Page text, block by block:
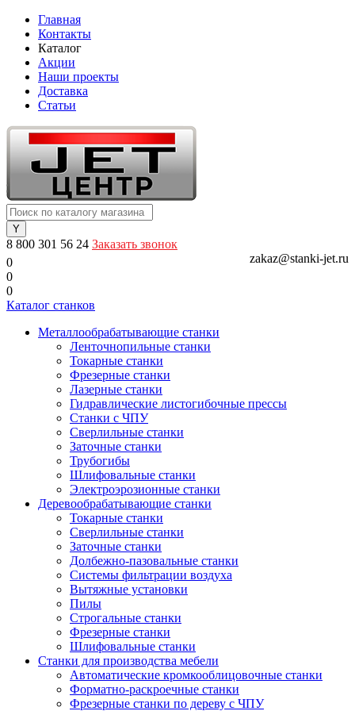
Главная
Контакты
Каталог
Акции
Наши проекты
Доставка
Статьи
8 800 301 56 24 Заказать звонок
zakaz@stanki-jet.ru
0
0
0
Каталог станков
Металлообрабатывающие станки
Ленточнопильные станки
Токарные станки
Фрезерные станки
Лазерные станки
Гидравлические листогибочные прессы
Станки с ЧПУ
Сверлильные станки
Заточные станки
Трубогибы
Шлифовальные станки
Электроэрозионные станки
Деревообрабатывающие станки
Токарные станки
Сверлильные станки
Заточные станки
Долбежно-пазовальные станки
Системы фильтрации воздуха
Вытяжные установки
Пилы
Строгальные станки
Фрезерные станки
Шлифовальные станки
Станки для производства мебели
Автоматические кромкооблицовочные станки
Форматно-раскроечные станки
Фрезерные станки по дереву с ЧПУ